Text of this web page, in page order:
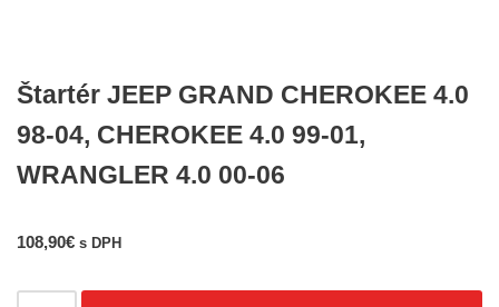
Štartér JEEP GRAND CHEROKEE 4.0
98-04, CHEROKEE 4.0 99-01,
WRANGLER 4.0 00-06
108,90€ s DPH